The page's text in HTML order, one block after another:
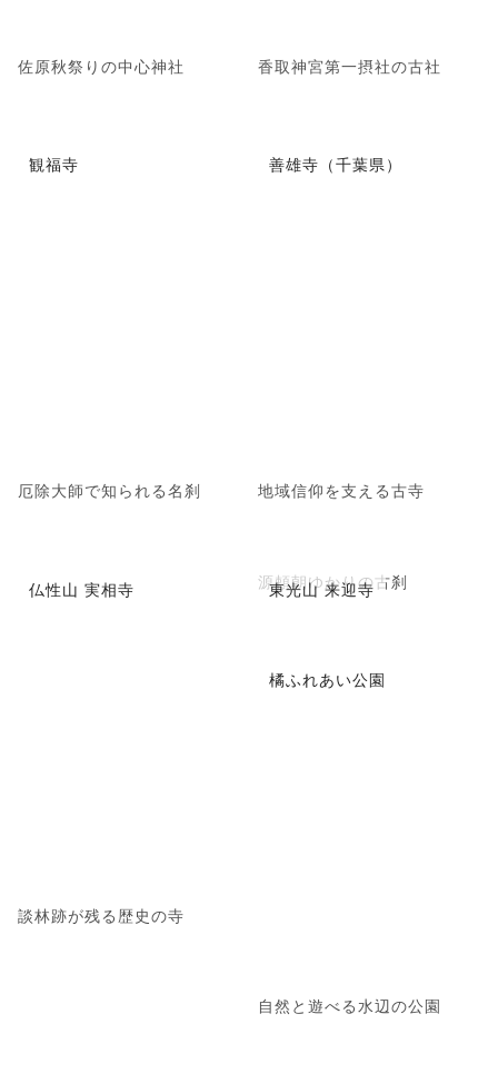
佐原秋祭りの中心神社 香取神宮第一摂社の古社
観福寺
厄除大師で知られる名刹
善雄寺（千葉県）
地域信仰を支える古寺
仏性山 実相寺
談林跡が残る歴史の寺
東光山 来迎寺
源頼朝ゆかりの古刹
橘ふれあい公園
自然と遊べる水辺の公園